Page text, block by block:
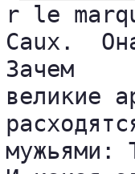
r le
Caux.
Зачем
великие
мужьями: